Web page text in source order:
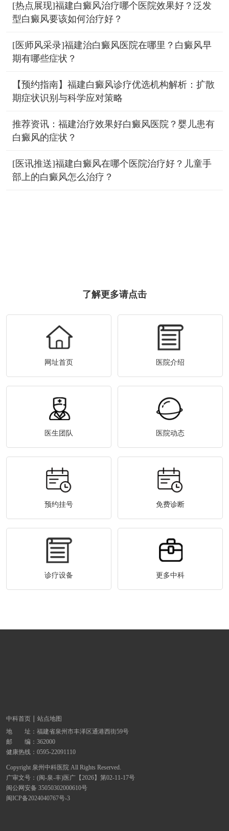
[热点展现]福建白癜风治疗哪个医院效果好？泛发
型白癜风要该如何治疗好？
[医师风采录]福建治白癜风医院在哪里？白癜风早
期有哪些症状？
【预约指南】福建白癜风诊疗优选机构解析：扩散
期症状识别与科学应对策略
推荐资讯：福建治疗效果好白癜风医院？婴儿患有
白癜风的症状？
[医讯推送]福建白癜风在哪个医院治疗好？儿童手
部上的白癜风怎么治疗？
了解更多请点击
网址首页 医院介绍
医生团队 医院动态
预约挂号 免费诊断
诊疗设备 更多中科
中科首页
站点地图
地 址： 福建省泉州市丰泽区通港西街59号
邮 编：362000
健康热线： 0595-22091110
Copyright 泉州中科医院 All Rights Reserved.
广审文号：(闽-泉-丰)医广【2026】第02-11-17号
闽公网安备 35050302000610号
闽ICP备2024040767号-3